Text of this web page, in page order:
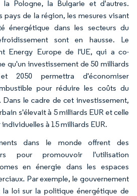
la Pologne, la Bulgarie et d'autres.
pays de la région, les mesures visant
énergétique dans les secteurs du
sont en hausse. Le
Energy Europe de l'UE, qui a co-
qu'un investissement de 50 milliards
2050 permettra d'économiser
pour réduire les coûts du
le cadre de cet investissement,
s'élevait à 5 milliards EUR et celle
à 15 milliards EUR.
dans le monde offrent des
pour promouvoir l'utilisation
en énergie dans les espaces
Par exemple, le gouvernement
loi sur la politique énergétique de